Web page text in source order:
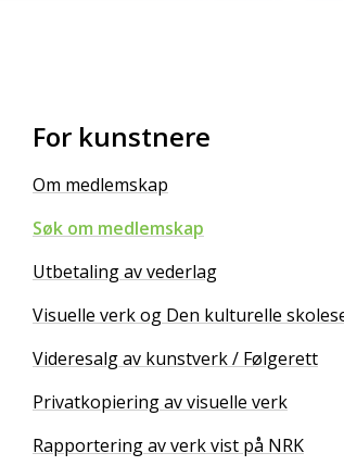
For kunstnere
Om medlemskap
Søk om medlemskap
Utbetaling av vederlag
Visuelle verk og Den kulturelle
Videresalg av kunstverk / Følgerett
Privatkopiering av visuelle verk
Rapportering av verk vist på NRK